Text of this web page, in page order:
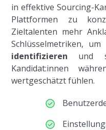
in effektive Sourcing-
Plattformen zu
Zieltalenten mehr
Schlüsselmetriken, um
identifizieren und
Kandidat:innen
wertgeschätzt fühlen.